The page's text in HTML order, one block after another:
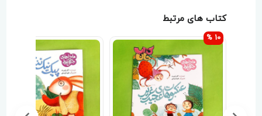
کتاب های مرتبط
10 %